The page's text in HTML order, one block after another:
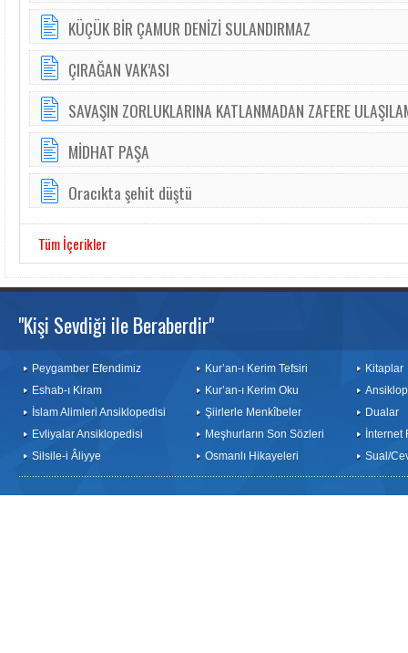
KÜÇÜK BİR ÇAMUR DENİZİ SULANDIRMAZ
ÇIRAĞAN VAK’ASI
SAVAŞIN ZORLUKLARINA KATLANMADAN ZAFERE
MİDHAT PAŞA
Oracıkta şehit düştü
Tüm İçerikler
"Kişi Sevdiği ile Beraberdir"
Peygamber Efendimiz
Eshab-ı Kiram
İslam Alimleri Ansiklopedisi
Evliyalar Ansiklopedisi
Silsile-i Âliyye
Kur’an-ı Kerim Tefsiri
Kur’an-ı Kerim Oku
Şiirlerle Menkîbeler
Meşhurların Son Sözleri
Osmanlı Hikayeleri
Kitaplar
Dualar
İnternet
Sual/